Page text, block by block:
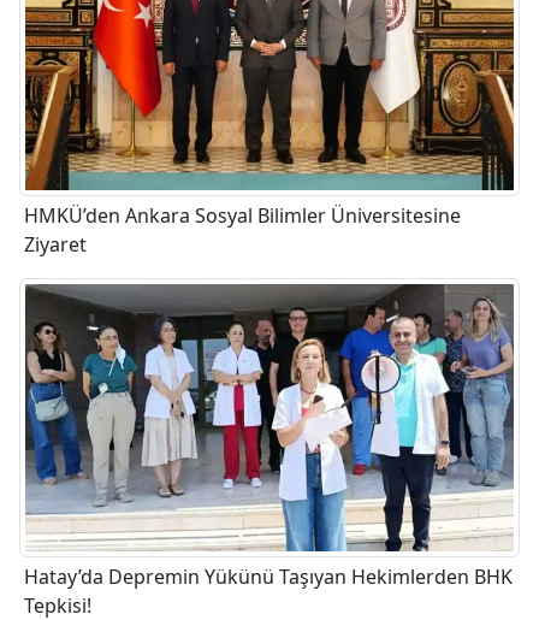
HMKÜ’den Ankara Sosyal Bilimler Üniversitesine
Ziyaret
Hatay’da Depremin Yükünü Taşıyan Hekimlerden BHK
Tepkisi!